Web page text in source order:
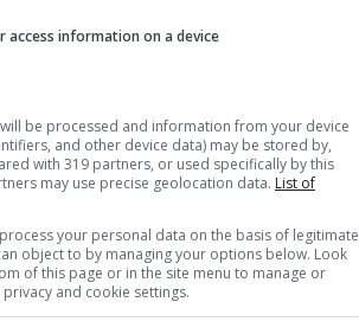
èl’obesità. Sono
il dito contro
access information on a device
be processed and information from your device
and other device data) may be stored by,
with 319 partners, or used specifically by this
may use precise geolocation data. List of
your personal data on the basis of legitimate
object to by managing your options below. Look
of this page or in the site menu to manage or
and cookie settings.